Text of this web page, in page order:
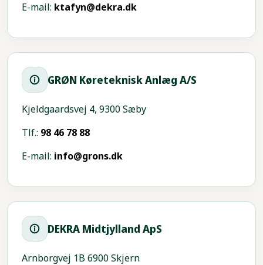
E-mail: ktafyn@dekra.dk
GRØN Køreteknisk Anlæg A/S
Kjeldgaardsvej 4, 9300 Sæby
Tlf.: 98 46 78 88
E-mail: info@grons.dk
DEKRA Midtjylland ApS
Arnborgvej 1B 6900 Skjern